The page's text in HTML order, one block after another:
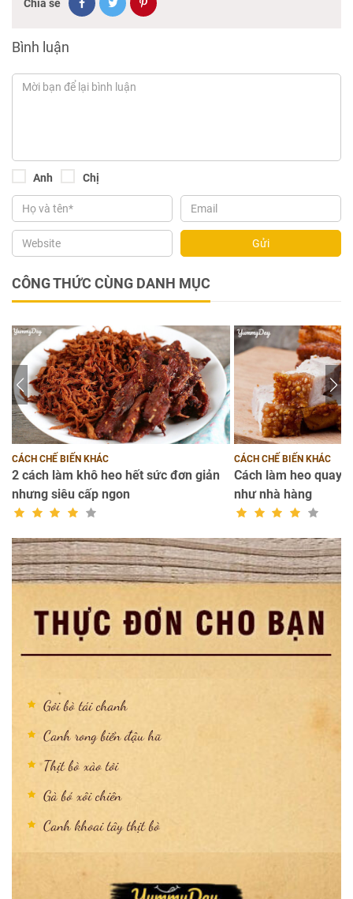
Chia sẻ
Bình luận
Anh Chị
Gửi
CÔNG THỨC CÙNG DANH MỤC
CÁCH CHẾ BIẾN KHÁC
2 cách làm khô heo hết sức đơn giản
nhưng siêu cấp ngon
CÁCH CHẾ BIẾN KHÁC
Cách làm heo quay
như nhà hàng
Gỏi bò tái chanh
Canh rong biển đậu hũ
Thịt bò xào tỏi
Gà bó xôi chiên
Canh khoai tây thịt bò